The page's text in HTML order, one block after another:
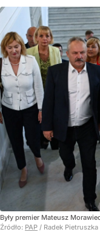
Były premier Mateusz
Źródło: PAP / Radek Pietruszka